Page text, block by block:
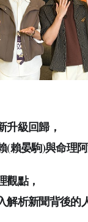
升級回歸，
(賴晏駒)與命理
觀點，
解析新聞背後的